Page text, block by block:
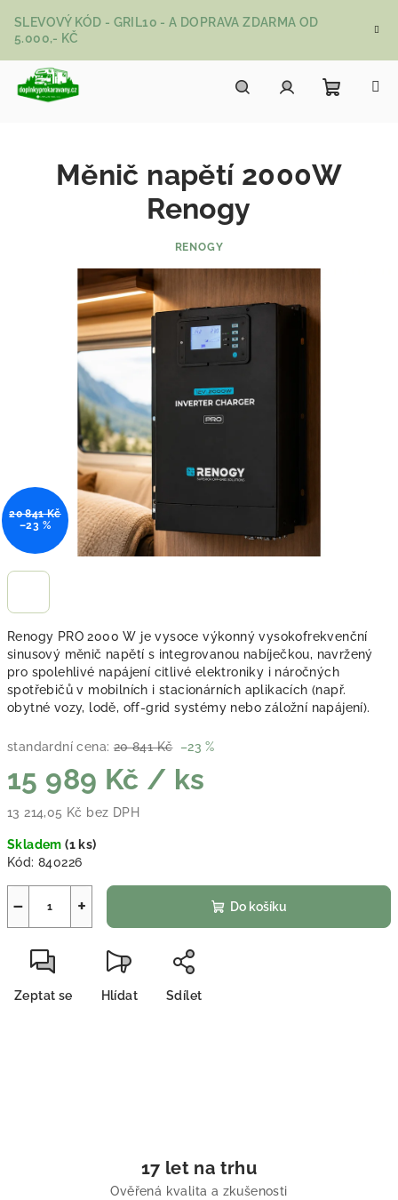
SLEVOVÝ KÓD - GRIL10 - A DOPRAVA ZDARMA OD
5.000,- KČ
Renogy PRO 2000 W je vysoce výkonný vysokofrekvenční
sinusový měnič napětí s integrovanou nabíječkou, navržený
pro spolehlivé napájení citlivé elektroniky i náročných
spotřebičů v mobilních i stacionárních aplikacích (např.
obytné vozy, lodě, off-grid systémy nebo záložní napájení).
standardní cena: 20 841 Kč –23 %
15 989 Kč / ks
13 214,05 Kč bez DPH
Skladem(1 ks)
Kód: 840226
+
− Do košíku
Zeptat se Hlídat Sdílet
Měnič napětí 2000W
Renogy
RENOGY
20 841 Kč
–23 %
17 let na trhu
Ověřená kvalita a zkušenosti